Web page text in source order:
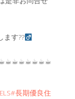
ます??‍
#長期優良住